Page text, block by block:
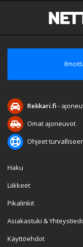
Rekkari.fi-
Omat ajoneuvot
Ohjeet
Haku
Liikkeet
Pikalinkit
Asiakastuki &
Käyttöehdot